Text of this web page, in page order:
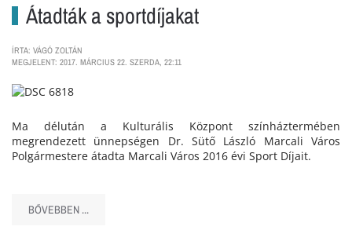
Átadták a sportdíjakat
ÍRTA: VÁGÓ ZOLTÁN
MEGJELENT: 2017. MÁRCIUS 22. SZERDA, 22:11
Ma délután a Kulturális Központ színháztermében
megrendezett ünnepségen Dr. Sütő László Marcali Város
Polgármestere átadta Marcali Város 2016 évi Sport Díjait.
BŐVEBBEN ...